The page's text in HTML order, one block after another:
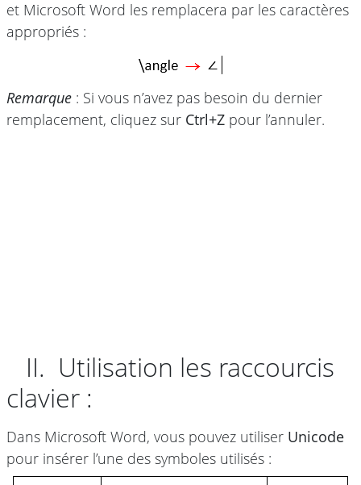
et Microsoft Word les remplacera par les caractères
appropriés :
Remarque : Si vous n’avez pas besoin du dernier
remplacement, cliquez sur Ctrl+Z pour l’annuler.
II. Utilisation les raccourcis
clavier :
Dans Microsoft Word, vous pouvez utiliser Unicode
pour insérer l’une des symboles utilisés :